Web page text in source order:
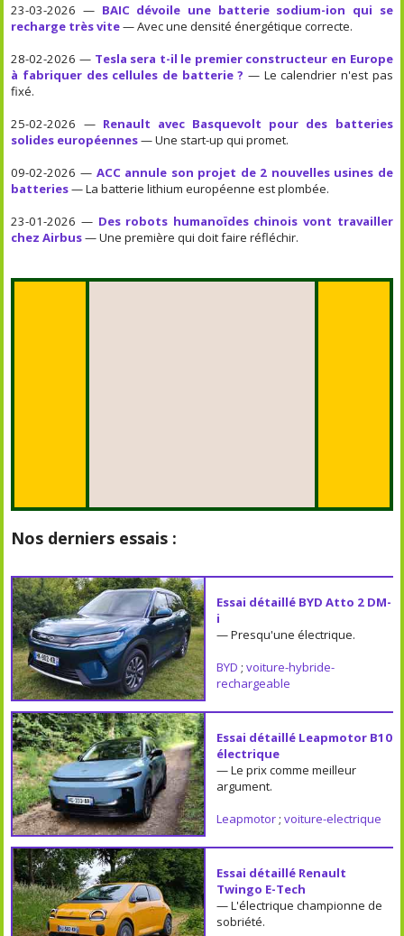
23-03-2026 — BAIC dévoile une batterie sodium-ion qui se
recharge très vite— Avec une densité énergétique correcte.
28-02-2026 — Tesla sera t-il le premier constructeur en Europe
à fabriquer des cellules de batterie ? — Le calendrier n'est pas
fixé.
25-02-2026 — Renault avec Basquevolt pour des batteries
solides européennes— Une start-up qui promet.
09-02-2026 — ACC annule son projet de 2 nouvelles usines de
batteries— La batterie lithium européenne est plombée.
23-01-2026 — Des robots humanoïdes chinois vont travailler
chez Airbus— Une première qui doit faire réfléchir.
Nos derniers essais :
Essai détaillé BYD Atto 2 DM-
i
— Presqu'une électrique.
BYD ; voiture-hybride-
rechargeable
Essai détaillé Leapmotor B10
électrique
— Le prix comme meilleur
argument.
Leapmotor; voiture-electrique
Essai détaillé Renault
Twingo E-Tech
— L'électrique championne de
sobriété.